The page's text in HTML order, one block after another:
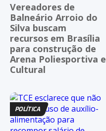
Vereadores de
Balneário Arroio do
Silva buscam
recursos em Brasília
para construção de
Arena Poliesportiva e
Cultural
POLÍTICA